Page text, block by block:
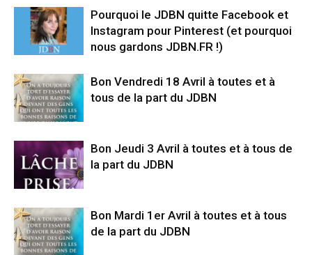
Pourquoi le JDBN quitte Facebook et
Instagram pour Pinterest (et pourquoi
nous gardons JDBN.FR !)
Bon Vendredi 18 Avril à toutes et à
tous de la part du JDBN
Bon Jeudi 3 Avril à toutes et à tous de
la part du JDBN
Bon Mardi 1er Avril à toutes et à tous
de la part du JDBN